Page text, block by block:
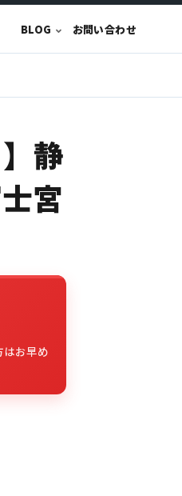
BLOG お問い合わせ
静
宮
お早め